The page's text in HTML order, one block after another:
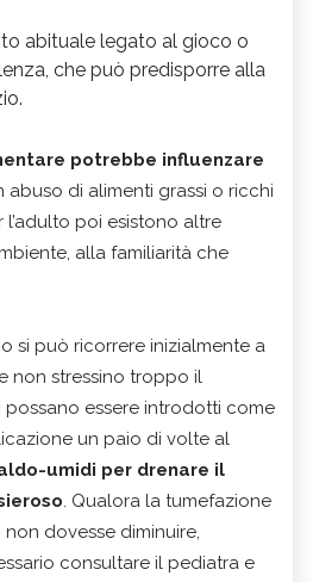
abituale legato al gioco o
che può predisporre alla
potrebbe influenzare
di alimenti grassi o ricchi
poi esistono altre
alla familiarità che
si può ricorrere inizialmente a
non stressino troppo il
essere introdotti come
un paio di volte al
umidi per drenare il
. Qualora la tumefazione
dovesse diminuire,
consultare il pediatra e